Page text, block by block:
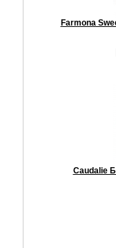
Farmona
Caudalie